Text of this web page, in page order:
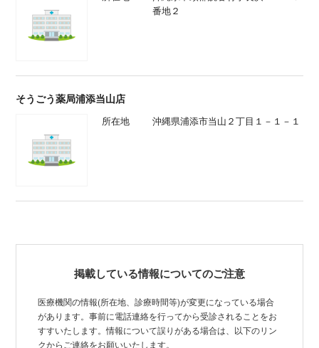
番地２
そうごう薬局浦添当山店
所在地 沖縄県浦添市当山２丁目１－１－１
掲載している情報についてのご注意
医療機関の情報(所在地、診療時間等)が変更になっている場合
があります。事前に電話連絡を行ってから受診されることをお
すすいたします。情報について誤りがある場合は、以下のリン
クからご連絡をお願いいたします。